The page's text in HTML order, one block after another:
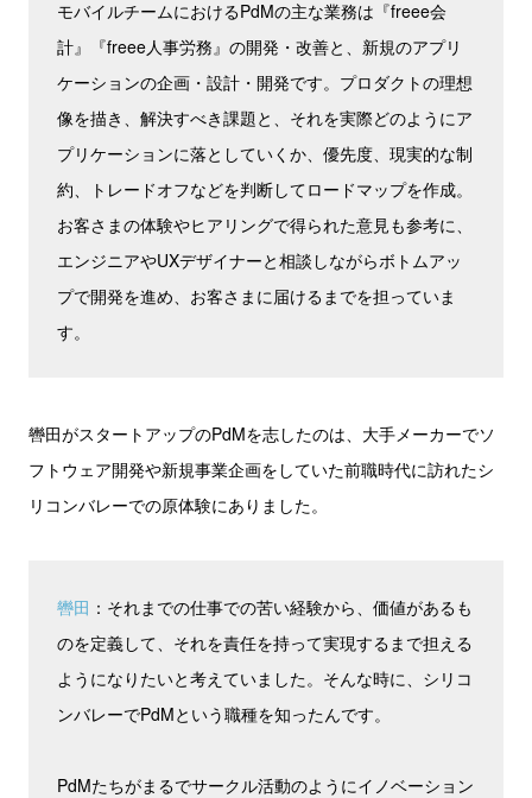
モバイルチームにおけるPdMの主な業務は『freee会
計』『freee人事労務』の開発・改善と、新規のアプリ
ケーションの企画・設計・開発です。プロダクトの理想
像を描き、解決すべき課題と、それを実際どのようにア
プリケーションに落としていくか、優先度、現実的な制
約、トレードオフなどを判断してロードマップを作成。
お客さまの体験やヒアリングで得られた意見も参考に、
エンジニアやUXデザイナーと相談しながらボトムアッ
プで開発を進め、お客さまに届けるまでを担っていま
す。
轡田がスタートアップのPdMを志したのは、大手メーカーでソ
フトウェア開発や新規事業企画をしていた前職時代に訪れたシ
リコンバレーでの原体験にありました。
轡田 ：それまでの仕事での苦い経験から、価値があるも
のを定義して、それを責任を持って実現するまで担える
ようになりたいと考えていました。そんな時に、シリコ
ンバレーでPdMという職種を知ったんです。
PdMたちがまるでサークル活動のようにイノベーション